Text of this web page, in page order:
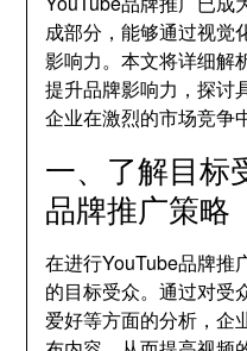
成部分，能够通过视觉
影响力。本文将详细解
提升品牌影响力，探讨
企业在激烈的市场竞争
一、了解目标
品牌推广策略
在进行YouTube品牌推
的目标受众。通过对受
爱好等方面的分析，企